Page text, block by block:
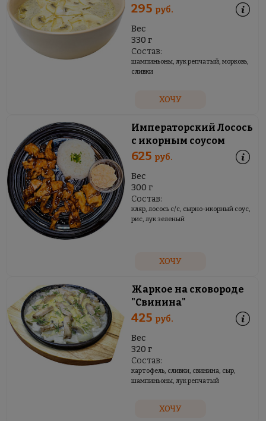
295 руб.
Вес
330 г
Состав:
шампиньоны, лук репчатый, морковь,
сливки
ХОЧУ
Императорский Лосось
с икорным соусом
625 руб.
Вес
300 г
Состав:
кляр, лосось с/с, сырно-икорный соус,
рис, лук зеленый
ХОЧУ
Жаркое на сковороде
"Свинина"
425 руб.
Вес
320 г
Состав:
картофель, сливки, свинина, сыр,
шампиньоны, лук репчатый
ХОЧУ